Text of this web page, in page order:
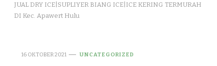
JUAL DRY ICE|SUPLIYER BIANG ICE|ICE KERING TERMURAH
DI Kec. Apawert Hulu
16 OKTOBER 2021 UNCATEGORIZED